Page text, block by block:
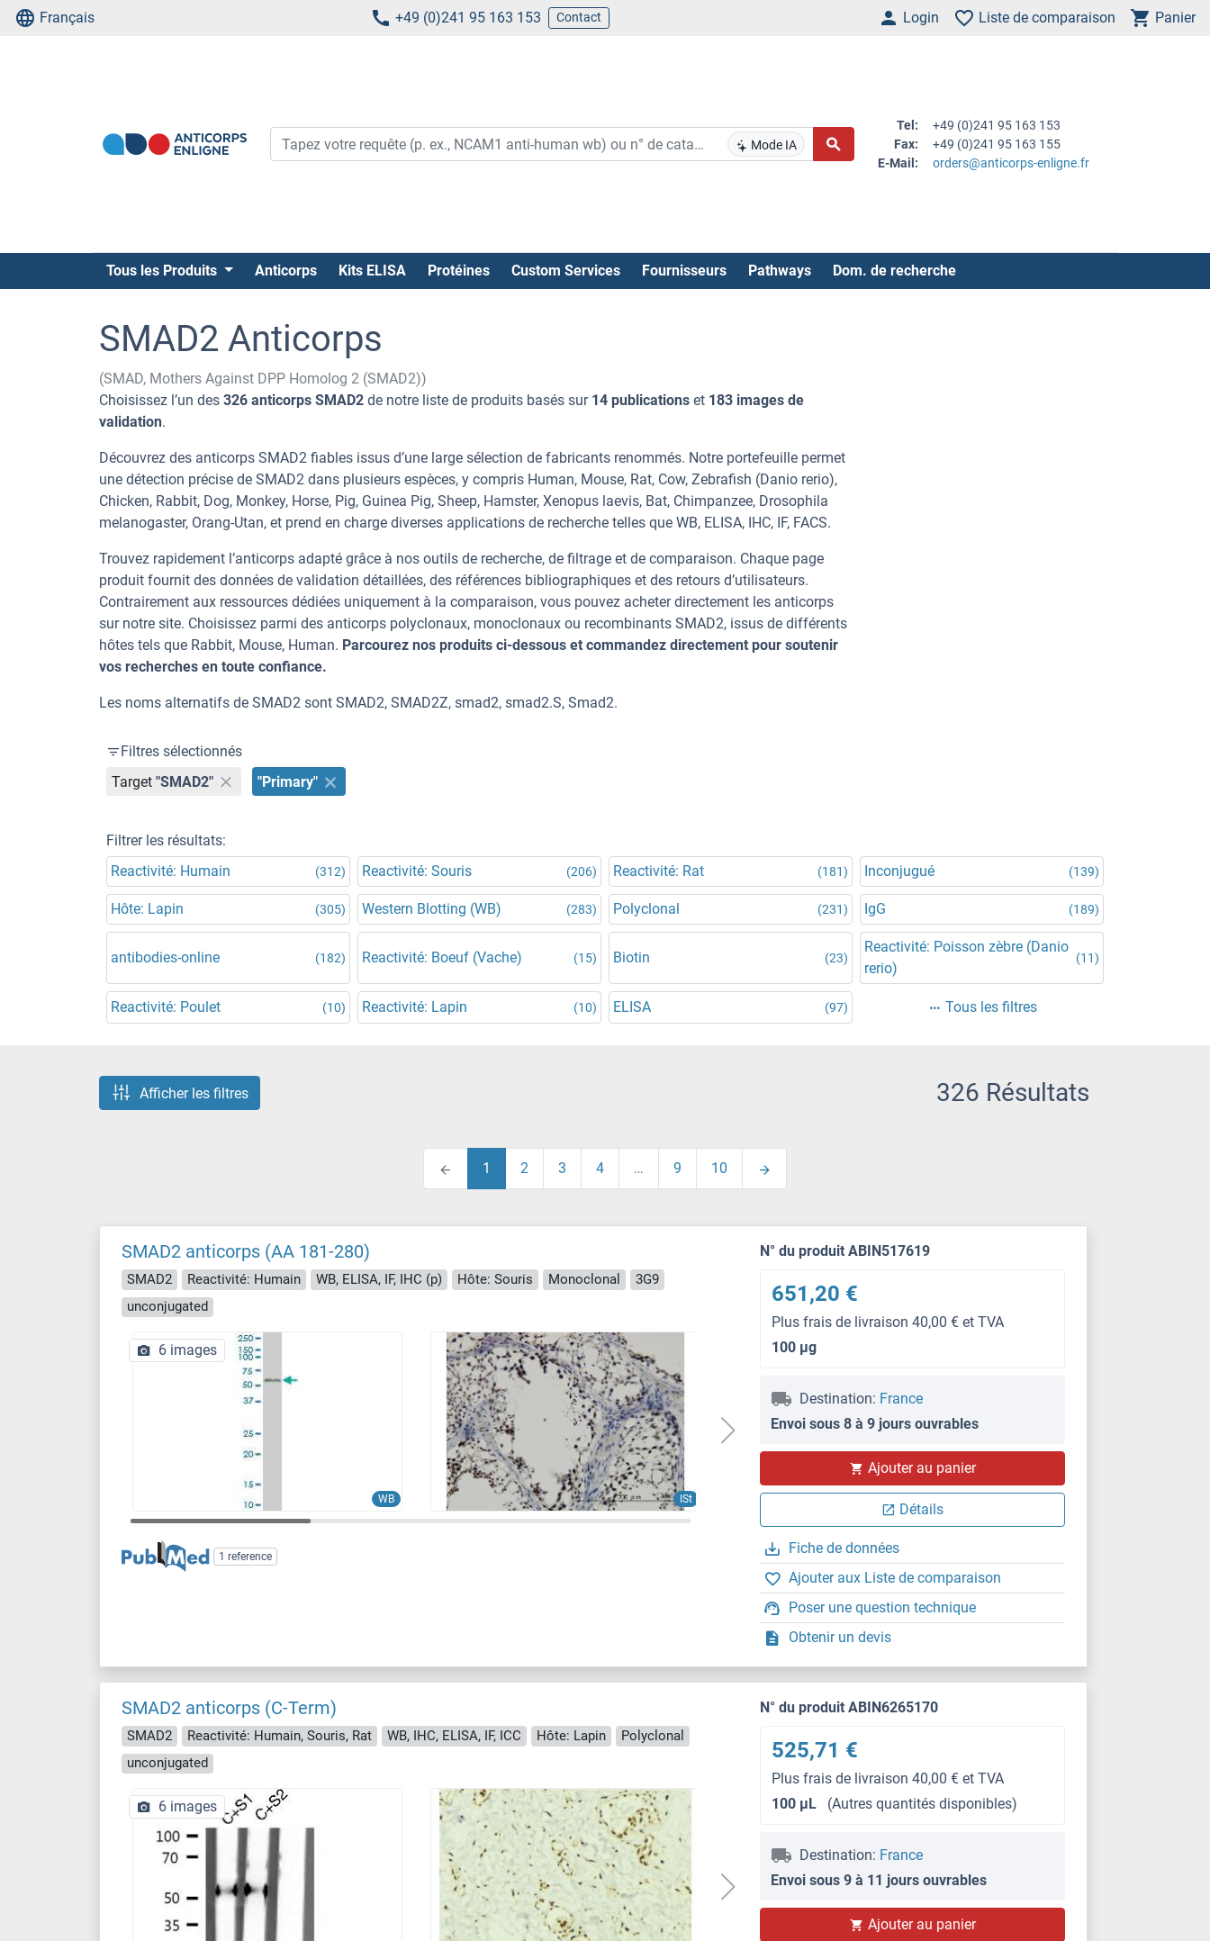
Français +49 (0)241 95 163 153 Contact Login Liste de comparaison Panier
Mode IA
Tel:
+49 (0)241 95 163 153
Fax:
+49 (0)241 95 163 155
E-Mail:
orders@anticorps-enligne.fr
Tous les Produits Anticorps Kits ELISA Protéines Custom Services Fournisseurs Pathways Dom. de recherche
SMAD2 Anticorps
(SMAD, Mothers Against DPP Homolog 2 (SMAD2))
Choisissez l’un des 326 anticorps SMAD2 de notre liste de produits basés sur 14 publications et 183 images de
validation.
Découvrez des anticorps SMAD2 fiables issus d’une large sélection de fabricants renommés. Notre portefeuille permet
une détection précise de SMAD2 dans plusieurs espèces, y compris Human, Mouse, Rat, Cow, Zebrafish (Danio rerio),
Chicken, Rabbit, Dog, Monkey, Horse, Pig, Guinea Pig, Sheep, Hamster, Xenopus laevis, Bat, Chimpanzee, Drosophila
melanogaster, Orang-Utan, et prend en charge diverses applications de recherche telles que WB, ELISA, IHC, IF, FACS.
Trouvez rapidement l’anticorps adapté grâce à nos outils de recherche, de filtrage et de comparaison. Chaque page
produit fournit des données de validation détaillées, des références bibliographiques et des retours d’utilisateurs.
Contrairement aux ressources dédiées uniquement à la comparaison, vous pouvez acheter directement les anticorps
sur notre site. Choisissez parmi des anticorps polyclonaux, monoclonaux ou recombinants SMAD2, issus de différents
hôtes tels que Rabbit, Mouse, Human. Parcourez nos produits ci-dessous et commandez directement pour soutenir
vos recherches en toute confiance.
Les noms alternatifs de SMAD2 sont SMAD2, SMAD2Z, smad2, smad2.S, Smad2.
Filtres sélectionnés
Target "SMAD2" "Primary"
Filtrer les résultats:
Reactivité: Humain
(312) Reactivité: Souris (206) Reactivité: Rat (181) Inconjugué (139)
Hôte: Lapin (305) Western Blotting (WB) (283) Polyclonal (231) IgG (189)
antibodies-online (182) Reactivité: Boeuf (Vache) (15) Biotin (23)
Reactivité: Poisson zèbre (Danio
rerio)
(11)
Reactivité: Poulet (10) Reactivité: Lapin (10) ELISA (97) Tous les filtres
Afficher les filtres 326 Résultats
1 2 3 4 … 9 10
SMAD2 anticorps (AA 181-280)
SMAD2 Reactivité: Humain WB, ELISA, IF, IHC (p) Hôte: Souris Monoclonal
3G9
unconjugated
WB ISt
IF
6 images
1 reference
N° du produit ABIN517619
651,20 €
Plus frais de livraison 40,00 € et TVA
100 μg
Destination: France
Envoi sous 8 à 9 jours ouvrables
Ajouter au panier
Détails
Fiche de données
Ajouter aux Liste de comparaison
Poser une question technique
Obtenir un devis
SMAD2 anticorps (C-Term)
SMAD2 Reactivité: Humain, Souris, Rat WB, IHC, ELISA, IF, ICC Hôte: Lapin
Polyclonal
unconjugated
6 images
N° du produit ABIN6265170
525,71 €
Plus frais de livraison 40,00 € et TVA
100 μL
(Autres quantités disponibles)
Destination: France
Envoi sous 9 à 11 jours ouvrables
Ajouter au panier